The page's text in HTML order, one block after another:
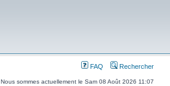
FAQ Rechercher
Nous sommes actuellement le Sam 08 Août 2026 11:07